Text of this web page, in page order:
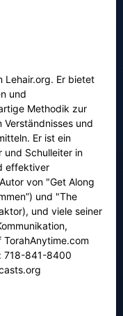
Lehair.org. Er bietet
und
Methodik zur
Verständnisses und
Er ist ein
Schulleiter in
effektiver
von "Get Along
und "The
und viele seiner
718-841-8400